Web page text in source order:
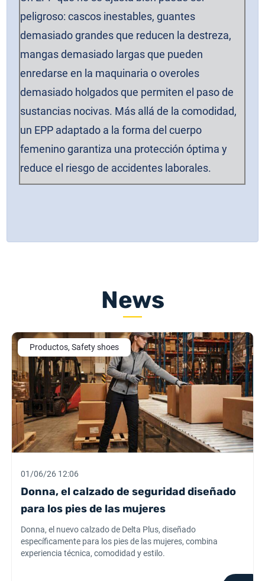
peligroso: cascos inestables, guantes
demasiado grandes que reducen la destreza,
mangas demasiado largas que pueden
enredarse en la maquinaria o overoles
demasiado holgados que permiten el paso de
sustancias nocivas. Más allá de la comodidad,
un EPP adaptado a la forma del cuerpo
femenino garantiza una protección óptima y
reduce el riesgo de accidentes laborales.
News
Productos, Safety shoes
01/06/26 12:06
Donna, el calzado de seguridad diseñado
para los pies de las mujeres
Donna, el nuevo calzado de Delta Plus, diseñado
específicamente para los pies de las mujeres, combina
experiencia técnica, comodidad y estilo.